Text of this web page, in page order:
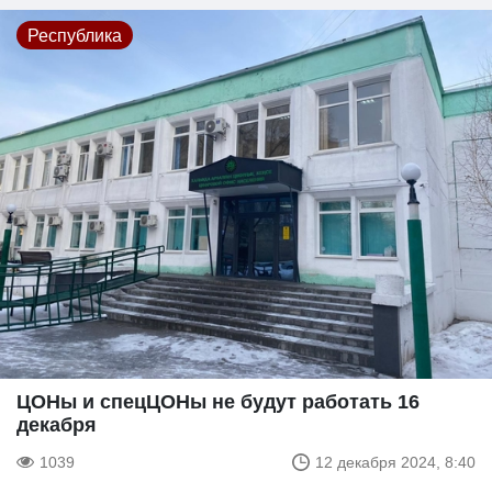
Республика
ЦОНы и спецЦОНы не будут работать 16
декабря
1039 12 декабря 2024, 8:40